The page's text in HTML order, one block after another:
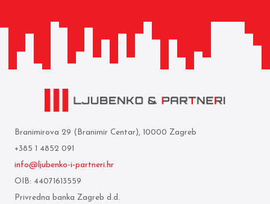
Branimirova 29 (Branimir Centar), 10000 Zagreb
+385 1 4852 091
info@ljubenko-i-partneri.hr
OIB: 44071613559
Privredna banka Zagreb d.d.